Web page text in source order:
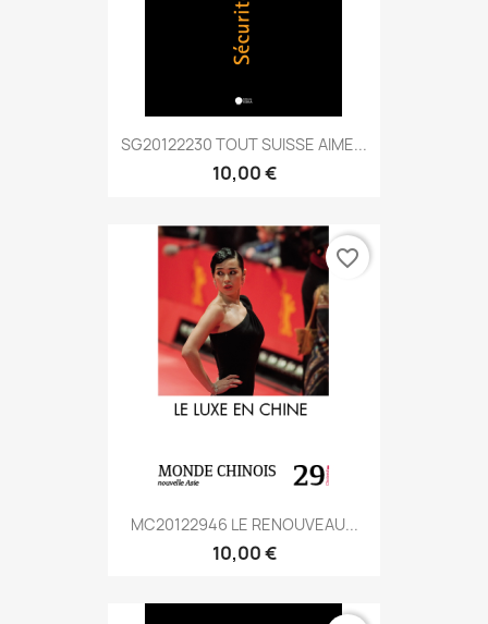
SG20122230 TOUT SUISSE AIME...
10,00 €
MC20122946 LE RENOUVEAU...
10,00 €
favorite_border